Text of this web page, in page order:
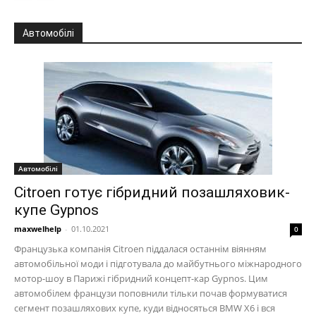
Автомобілі
Автомобілі
Citroen готує гібридний позашляховик-
купе Gypnos
maxwelhelp - 01.10.2021 0
Французька компанія Citroen піддалася останнім віянням
автомобільної моди і підготувала до майбутнього міжнародного
мотор-шоу в Парижі гібридний концепт-кар Gypnos. Цим
автомобілем французи поповнили тільки почав формуватися
сегмент позашляхових купе, куди відносяться BMW X6 і вся